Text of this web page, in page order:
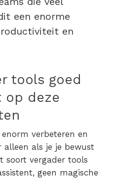
een enorme
en
tools goed
op deze
verbeteren en
als je je bewust
soort vergader tools
geen magische